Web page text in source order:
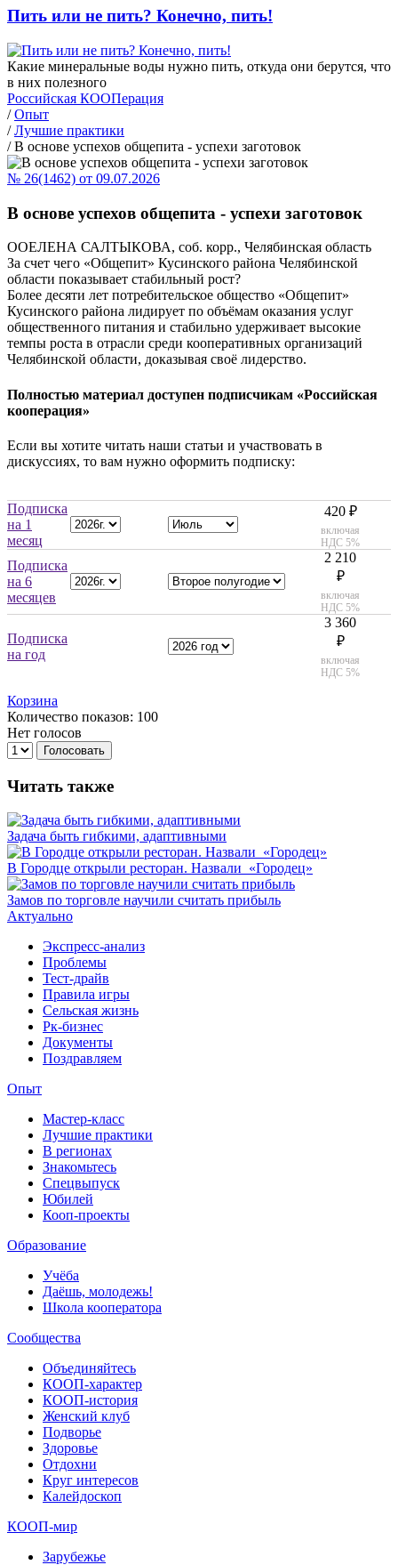
Пить или не пить? Конечно, пить!
Какие минеральные воды нужно пить, откуда они берутся, что
в них полезного
Российская КООПерация
/ Опыт
/ Лучшие практики
/ В основе успехов общепита - успехи заготовок
№ 26(1462) от 09.07.2026
В основе успехов общепита - успехи заготовок
OOЕЛЕНА САЛТЫКОВА, соб. корр., Челябинская область
За счет чего «Общепит» Кусинского района Челябинской
области показывает стабильный рост?
Более десяти лет потребительское общество «Общепит»
Кусинского района лидирует по объёмам оказания услуг
общественного питания и стабильно удерживает высокие
темпы роста в отрасли среди кооперативных организаций
Челябинской области, доказывая своё лидерство.
Полностью материал доступен подписчикам «Российская
кооперация»
Если вы хотите читать наши статьи и участвовать в
дискуссиях, то вам нужно оформить подписку:
Подписка
на 1
месяц
420 ₽
включая
НДС 5%
Подписка
на 6
месяцев
2 210
₽
включая
НДС 5%
Подписка
на год
3 360
₽
включая
НДС 5%
Корзина
Количество показов: 100
Нет голосов
Голосовать
Читать также
Задача быть гибкими, адаптивными
В Городце открыли ресторан. Назвали «Городец»
Замов по торговле научили считать прибыль
Актуально
Экспресс-анализ
Проблемы
Тест-драйв
Правила игры
Сельская жизнь
Рк-бизнес
Документы
Поздравляем
Опыт
Мастер-класс
Лучшие практики
В регионах
Знакомьтесь
Спецвыпуск
Юбилей
Кооп-проекты
Образование
Учёба
Даёшь, молодежь!
Школа кооператора
Сообщества
Объединяйтесь
КООП-характер
КООП-история
Женский клуб
Подворье
Здоровье
Отдохни
Круг интересов
Калейдоскоп
КООП-мир
Зарубежье